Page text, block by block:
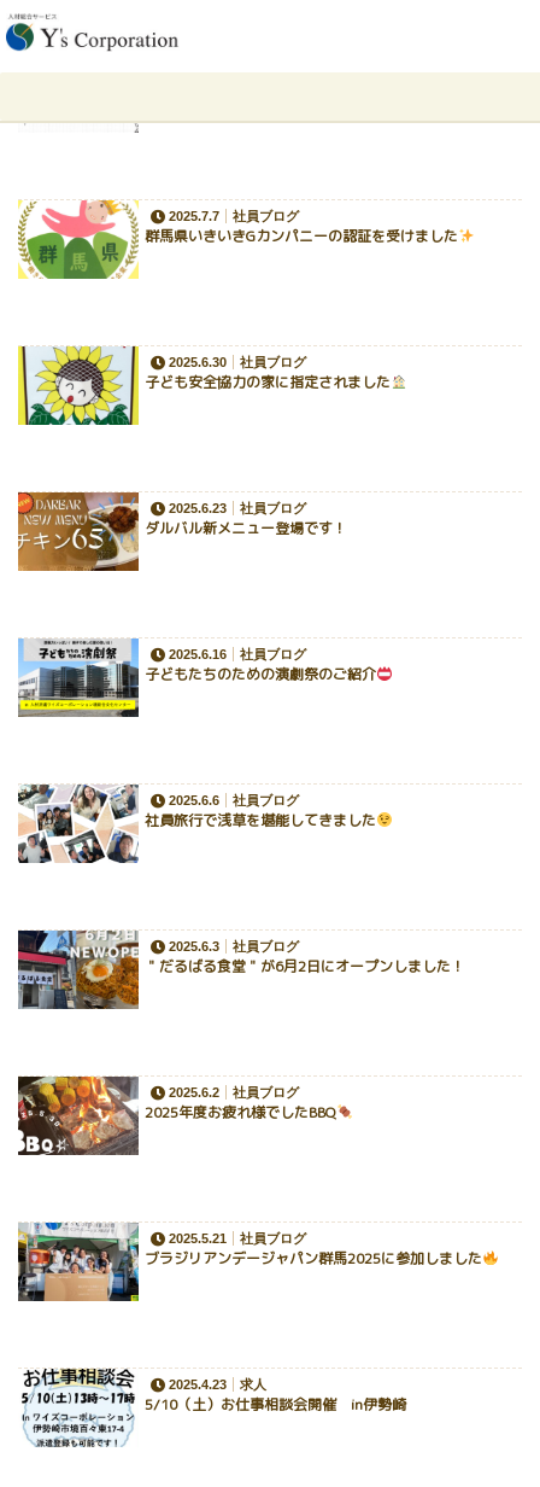
過去の記事一覧
2025.7.11 社員ブログ
2025.7.7 社員ブログ
群馬県いきいきGカンパニーの認証を受けました
2025.6.30 社員ブログ
子ども安全協力の家に指定されました
2025.6.23 社員ブログ
ダルバル新メニュー登場です！
2025.6.16 社員ブログ
子どもたちのための演劇祭のご紹介
2025.6.6 社員ブログ
社員旅行で浅草を堪能してきました
2025.6.3 社員ブログ
＂だるばる食堂＂が6月2日にオープンしました！
2025.6.2 社員ブログ
2025年度お疲れ様でしたBBQ
2025.5.21 社員ブログ
ブラジリアンデージャパン群馬2025に参加しました
2025.4.23 求人
5/10（土）お仕事相談会開催 in伊勢崎